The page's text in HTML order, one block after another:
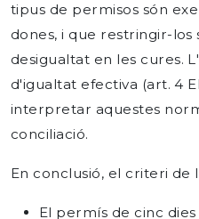
tipus de permisos són
dones, i que restringir-
desigualtat en les cures.
d'igualtat efectiva (art. 4
interpretar aquestes
conciliació.
En conclusió, el criteri de
El permís de cinc